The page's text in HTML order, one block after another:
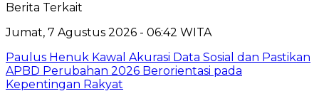
Berita Terkait
Jumat, 7 Agustus 2026 - 06:42 WITA
Paulus Henuk Kawal Akurasi Data Sosial dan Pastikan
APBD Perubahan 2026 Berorientasi pada
Kepentingan Rakyat